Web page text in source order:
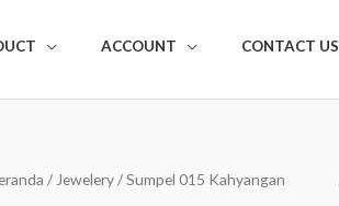
ACCOUNT CONTACT US
/ Jewelery/ Sumpel 015 Kahyangan